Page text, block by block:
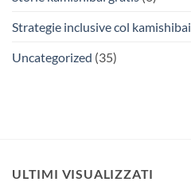
Strategie inclusive col kamishibai
Uncategorized (35)
ULTIMI VISUALIZZATI